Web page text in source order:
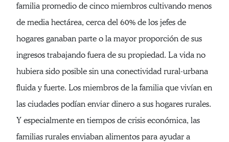
familia promedio de cinco miembros cultivando menos
de media hectárea, cerca del 60% de los jefes de
hogares ganaban parte o la mayor proporción de sus
ingresos trabajando fuera de su propiedad. La vida no
hubiera sido posible sin una conectividad rural-urbana
fluida y fuerte. Los miembros de la familia que vivían en
las ciudades podían enviar dinero a sus hogares rurales.
Y especialmente en tiempos de crisis económica, las
familias rurales enviaban alimentos para ayudar a